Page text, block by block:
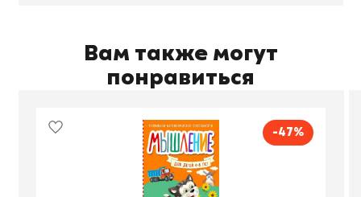
Вам также могут
понравиться
-47%